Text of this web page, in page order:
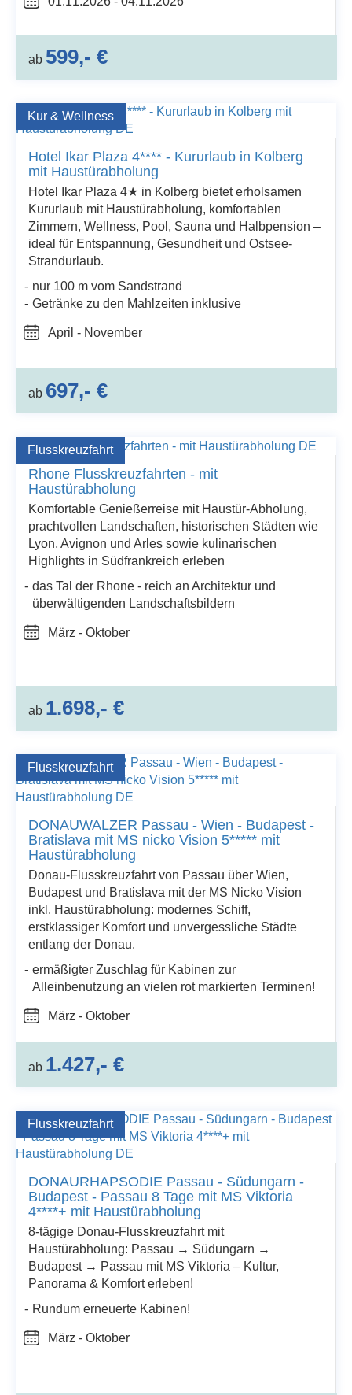
ab 599,- €
Kur & Wellness
Hotel Ikar Plaza 4**** - Kururlaub in Kolberg
mit Haustürabholung
Hotel Ikar Plaza 4★ in Kolberg bietet erholsamen
Kururlaub mit Haustürabholung, komfortablen
Zimmern, Wellness, Pool, Sauna und Halbpension –
ideal für Entspannung, Gesundheit und Ostsee-
Strandurlaub.
nur 100 m vom Sandstrand
Getränke zu den Mahlzeiten inklusive
April - November
ab 697,- €
Flusskreuzfahrt
Rhone Flusskreuzfahrten - mit
Haustürabholung
Komfortable Genießerreise mit Haustür-Abholung,
prachtvollen Landschaften, historischen Städten wie
Lyon, Avignon und Arles sowie kulinarischen
Highlights in Südfrankreich erleben
das Tal der Rhone - reich an Architektur und
überwältigenden Landschaftsbildern
März - Oktober
ab 1.698,- €
Flusskreuzfahrt
DONAUWALZER Passau - Wien - Budapest -
Bratislava mit MS nicko Vision 5***** mit
Haustürabholung
Donau-Flusskreuzfahrt von Passau über Wien,
Budapest und Bratislava mit der MS Nicko Vision
inkl. Haustürabholung: modernes Schiff,
erstklassiger Komfort und unvergessliche Städte
entlang der Donau.
ermäßigter Zuschlag für Kabinen zur
Alleinbenutzung an vielen rot markierten Terminen!
März - Oktober
ab 1.427,- €
Flusskreuzfahrt
DONAURHAPSODIE Passau - Südungarn -
Budapest - Passau 8 Tage mit MS Viktoria
4****+ mit Haustürabholung
8-tägige Donau-Flusskreuzfahrt mit
Haustürabholung: Passau → Südungarn →
Budapest → Passau mit MS Viktoria – Kultur,
Panorama & Komfort erleben!
Rundum erneuerte Kabinen!
März - Oktober